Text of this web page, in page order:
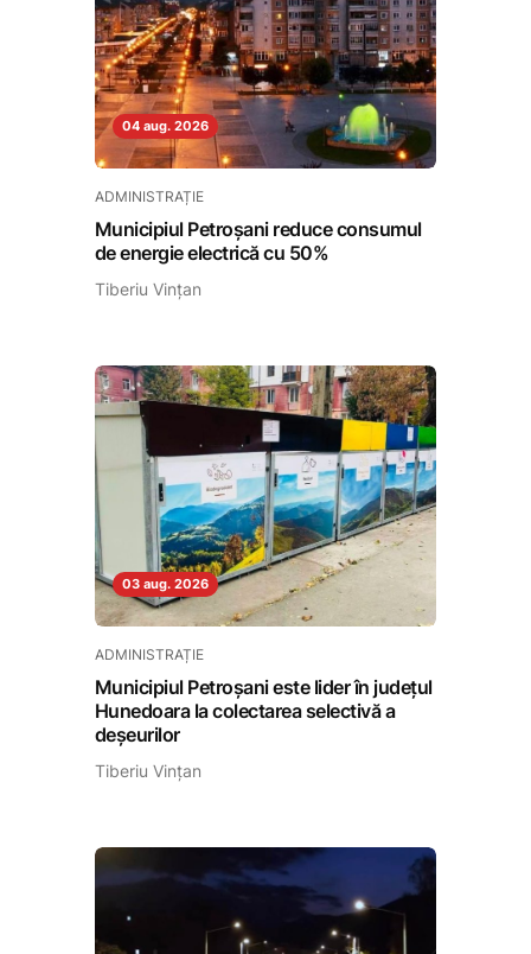
04 aug. 2026
ADMINISTRAȚIE
Municipiul Petroșani reduce consumul
de energie electrică cu 50%
Tiberiu Vințan
03 aug. 2026
ADMINISTRAȚIE
Municipiul Petroșani este lider în județul
Hunedoara la colectarea selectivă a
deșeurilor
Tiberiu Vințan